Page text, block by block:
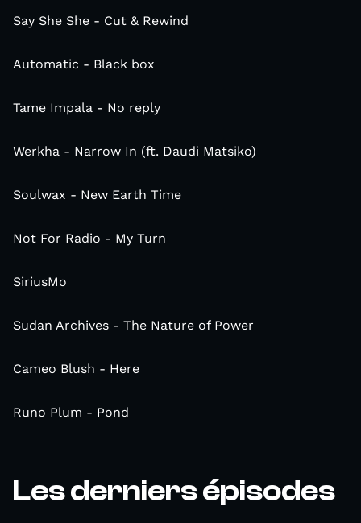
Say She She - Cut & Rewind
Automatic - Black box
Tame Impala - No reply
Werkha - Narrow In (ft. Daudi Matsiko)
Soulwax - New Earth Time
Not For Radio - My Turn
SiriusMo
Sudan Archives - The Nature of Power
Cameo Blush - Here
Runo Plum - Pond
Les derniers épisodes